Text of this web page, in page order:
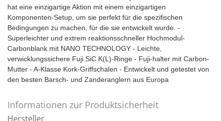
hat eine einzigartige Aktion mit einem einzigartigen
Komponenten-Setup, um sie perfekt für die spezifischen
Bedingungen zu machen, für die sie entwickelt wurde. -
Superleichter und extrem reaktionsschneller Hochmodul-
Carbonblank mit NANO TECHNOLOGY - Leichte,
verwicklungssichere Fuji SiC K(L)-Ringe - Fuji-halter mit Carbon-
Mutter - A-Klasse Kork-Griffschalen - Entwickelt und getestet von
den besten Barsch- und Zanderanglern aus Europa
Informationen zur Produktsicherheit
Hersteller